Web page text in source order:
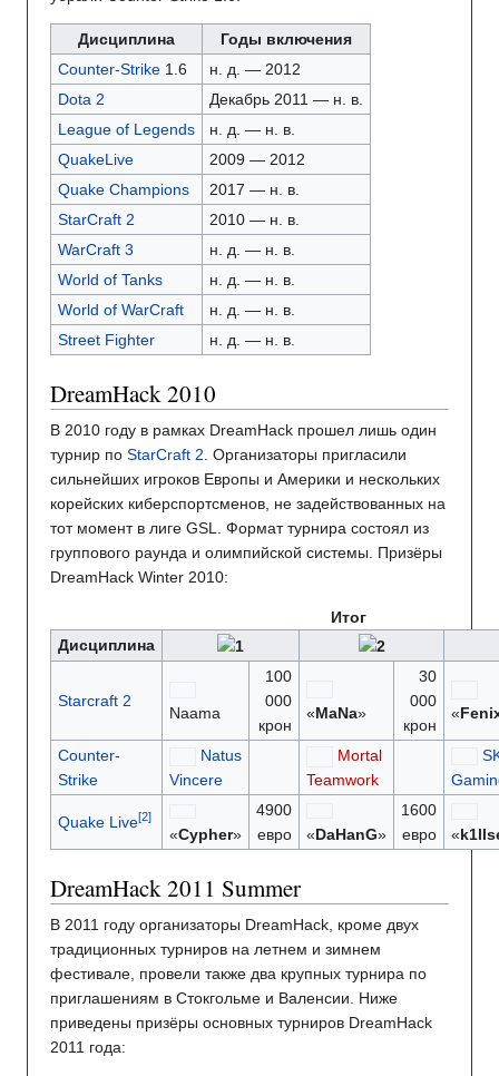
Дисциплина
Годы включения
Counter-Strike1.6
н. д. — 2012
Dota 2
Декабрь 2011 — н. в.
League of Legends
н. д. — н. в.
QuakeLive
2009 — 2012
Quake Champions
2017 — н. в.
StarCraft 2
2010 — н. в.
WarCraft 3
н. д. — н. в.
World of Tanks
н. д. — н. в.
World of WarCraft
н. д. — н. в.
Street Fighter
н. д. — н. в.
DreamHack 2010
В 2010 году в рамках DreamHack прошел лишь один
турнир по StarCraft 2 . Организаторы пригласили
сильнейших игроков Европы и Америки и нескольких
корейских киберспортсменов, не задействованных на
тот момент в лиге GSL. Формат турнира состоял из
группового раунда и олимпийской системы. Призёры
DreamHack Winter 2010:
Итог
Дисциплина
Starcraft 2
Naama
100
000
крон
«MaNa»
30
000
крон
«
Counter-
Strike
Natus
Vincere
Mortal
Teamwork
Quake Live
«Cypher»
4900
евро
«DaHanG»
1600
евро
«
DreamHack 2011 Summer
В 2011 году организаторы DreamHack, кроме двух
традиционных турниров на летнем и зимнем
фестивале, провели также два крупных турнира по
приглашениям в Стокгольме и Валенсии. Ниже
приведены призёры основных турниров DreamHack
2011 года: